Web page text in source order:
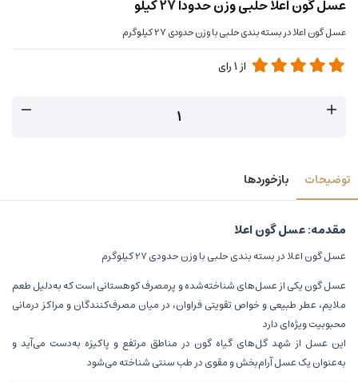
عسل گون اعلا حلبی وزن حدودا 27 کیلو
عسل گون اعلا در بسته بندی حلبی با وزن حدودی 27 کیلوگرم
از 1رای
توضیحات بازخوردها
مقدمه: عسل گون اعلا
عسل گون اعلا در بسته بندی حلبی با وزن حدودی 27 کیلوگرم
عسل گون یکی از عسل‌های شناخته‌شده و پرمصرف کوهستانی است که به‌دلیل طعم
ملایم، عطر طبیعی و خواص تقویتی فراوان، در میان مصرف‌کنندگان و مراکز درمانی
محبوبیت ویژه‌ای دارد
این عسل از شهد گل‌های گیاه گون در مناطق مرتفع و پاکیزه به‌دست می‌آید و
به‌عنوان یک عسل آرام‌بخش و مقوی در طب سنتی شناخته می‌شود